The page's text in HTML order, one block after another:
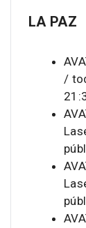
LA PAZ
/